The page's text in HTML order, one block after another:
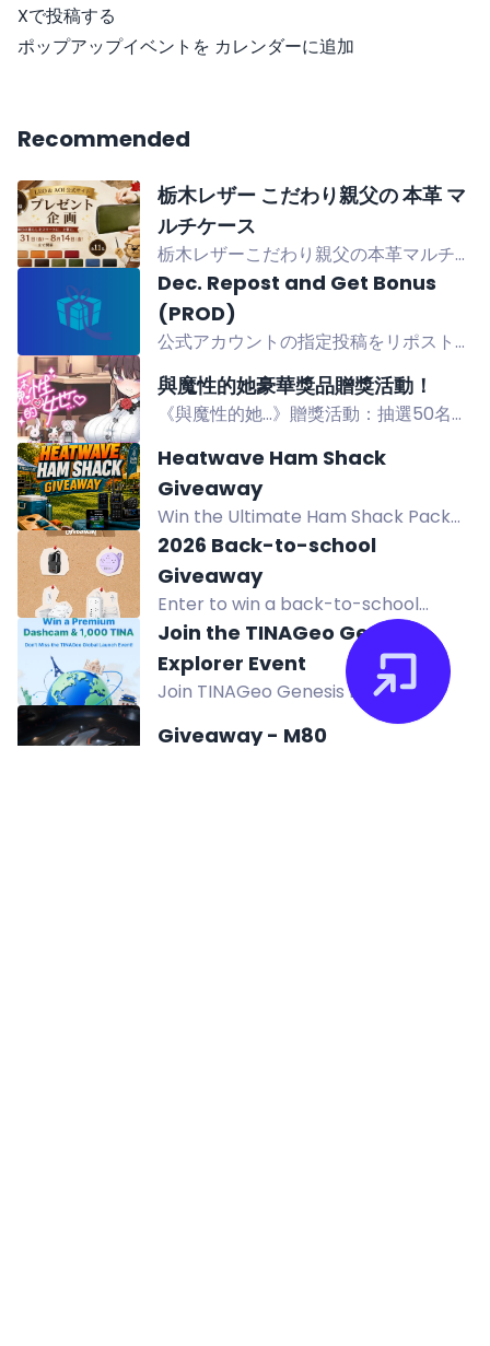
Xで投稿する
ポップアップイベントを カレンダーに追加
Recommended
栃木レザー こだわり親父の 本革 マ
ルチケース
栃木レザーこだわり親父の本革マルチケ
ースを抽選で1名様にプレゼント！お好
きなカラーを選んでご応募いただけま
す。応募締切8月14日
Dec. Repost and Get Bonus
(PROD)
公式アカウントの指定投稿をリポストす
スを入力して参加しよう。
與魔性的她豪華獎品贈獎活動！
《與魔性的她...》贈獎活動：抽選50名，
名款飛機杯及Steam Key。
Heatwave Ham Shack
Giveaway
Win the Ultimate Ham Shack Pack
valued at $3,047.41 in the Heatwave
Ham Shack Giveaway. Enter with a
valid amateur radio callsign.
2026 Back-to-school
Giveaway
Enter to win a back-to-school
giveaway with 4 power strips from
NTONPOWER, including GaN Ultra
65W. US & CA only. Ends 8/15.
Join the TINAGeo Genesis
Explorer Event
Join TINAGeo Genesis Explorer
Event for a chance to win a $549
Dashcam or 1,000 TINA Tokens.
Giveaway - M80